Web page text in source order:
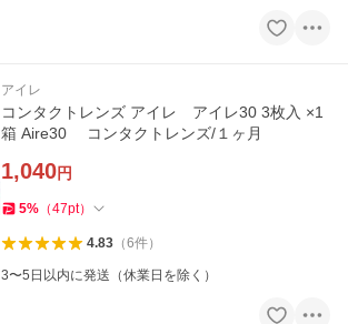
アイレ
コンタクトレンズ アイレ アイレ30 3枚入 ×1
箱 Aire30 コンタクトレンズ/１ヶ月
1,040円
5% （47pt）
4.83（6件）
3〜5日以内に発送（休業日を除く）